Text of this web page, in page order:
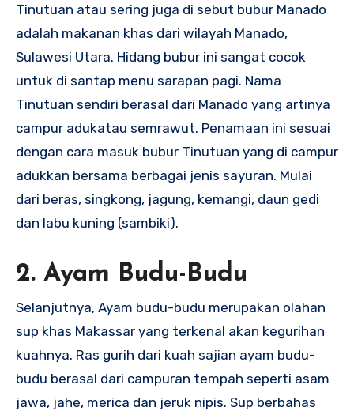
Tinutuan atau sering juga di sebut bubur Manado
adalah makanan khas dari wilayah Manado,
Sulawesi Utara. Hidang bubur ini sangat cocok
untuk di santap menu sarapan pagi. Nama
Tinutuan sendiri berasal dari Manado yang artinya
campur adukatau semrawut. Penamaan ini sesuai
dengan cara masuk bubur Tinutuan yang di campur
adukkan bersama berbagai jenis sayuran. Mulai
dari beras, singkong, jagung, kemangi, daun gedi
dan labu kuning (sambiki).
2. Ayam Budu-Budu
Selanjutnya, Ayam budu-budu merupakan olahan
sup khas Makassar yang terkenal akan kegurihan
kuahnya. Ras gurih dari kuah sajian ayam budu-
budu berasal dari campuran tempah seperti asam
jawa, jahe, merica dan jeruk nipis. Sup berbahas